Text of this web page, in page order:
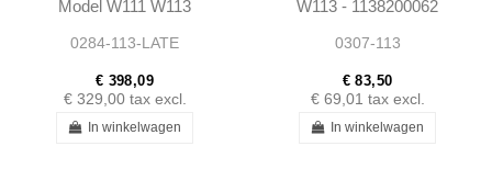
Model W111 W113
0284-113-LATE
€ 398,09
€ 329,00 tax excl.
In winkelwagen
W113 - 1138200062
0307-113
€ 83,50
€ 69,01 tax excl.
In winkelwagen